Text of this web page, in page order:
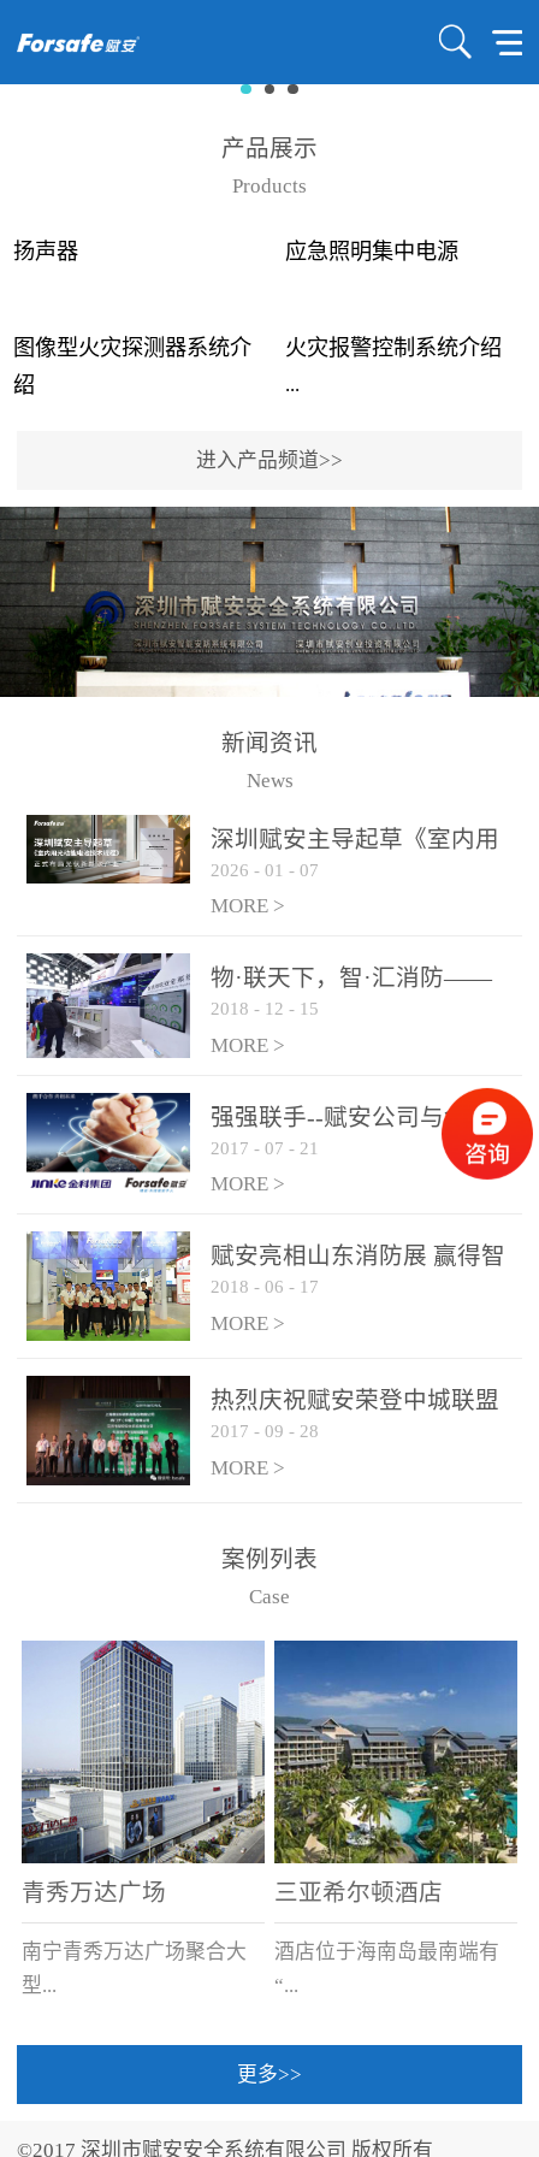
产品展示
Products
扬声器 应急照明集中电源
图像型火灾探测器系统介
绍
...
事故频发，传统的火灾探
测方法已无法满足要求。
尤其是目前众多的大型影
剧院、会议展览中心、体
育馆、大型仓库和隧道空
间等，其建筑结构特殊、
火灾隐患多。一旦发生火
传统的火灾关测器无法被
及时缺发，不能及早发现
和有效扑救火火，这不仅
力和闲难，同时也将造成
巨大的经济损失和社会影
响，基至还会造成人员伤
亡。图像型火灾探测器正
是针对这种高大空间建筑
物的消防设施、设备通过
现场图像的实时获取、预
处理和特征提取分析，实
现火焰的跟踪和识别。能
更早的进行预警，达到早
报早防的效果。 系统构
成示意图： 图像型火灾
和监控端两大部分组成。
两者之间通过以太网相
联，一台监控主机最多可
从监控主机上获取，最多
只能接6台，超过的需从现
火灾报警控制系统介绍
...
用了具有仲裁机制和冗余
校验的总线传输技术、线
路状态检测与保护技术、
后向光电感烟探测技术、
高可靠的系统抗干扰技术
等多项专利技术和专有技
警领域三十多年技术积累
和工程实践的结晶。
进入产品频道>>
新闻资讯
News
深圳赋安主导起草《室内用
光动能电池技术规程》 正式
布局光伏新能源产业
2026 - 01 - 07
MORE >
物·联天下，智·汇消防——
赋安F&S 2018上海消防展圆
满落幕
2018 - 12 - 15
MORE >
强强联手--赋安公司与金科
集团达成战略合作协议
2017 - 07 - 21
MORE >
赋安亮相山东消防展 赢得智
慧消防新荣耀
2018 - 06 - 17
MORE >
热烈庆祝赋安荣登中城联盟
联合采购战略合作平台
2017 - 09 - 28
MORE >
案例列表
Case
青秀万达广场
南宁青秀万达广场聚合大
型...
三亚希尔顿酒店
酒店位于海南岛最南端有
“...
中国的海岛天堂”之美称的
更多>>
©2017 深圳市赋安安全系统有限公司 版权所有